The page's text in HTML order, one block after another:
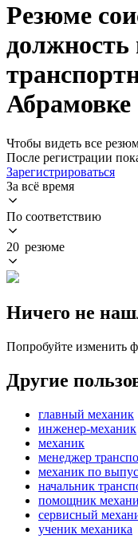
Резюме
должность
Абрамовке
Чтобы видеть все
После регистрации
Зарегистрироваться
За всё время
По соответствию
20 резюме
Ничего не
Попробуйте изменить
Другие
главный механик
инженер-механик
механик
менеджер
механик по
начальник
помощник
сервисный
ученик механика